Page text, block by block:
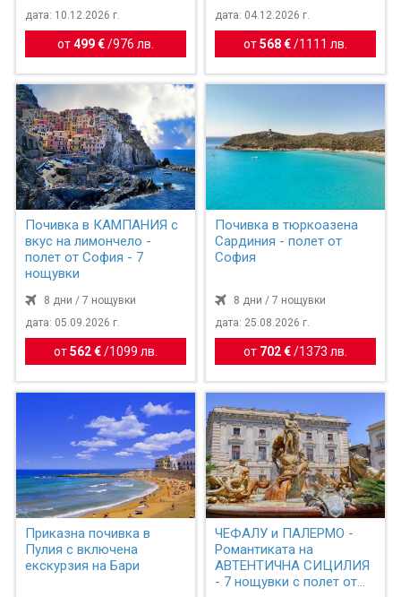
дата: 10.12.2026 г.
от499 € /976 лв.
дата: 04.12.2026 г.
от568 €/ 1111 лв.
Почивка в КАМПАНИЯ с
вкус на лимончело -
полет от София - 7
нощувки
8 дни / 7 нощувки
дата: 05.09.2026 г.
от562 € / 1099 лв.
Почивка в тюркоазена
Сардиния - полет от
София
8 дни / 7 нощувки
дата: 25.08.2026 г.
от 702 €/ 1373 лв.
Приказна почивка в
Пулия с включена
екскурзия на Бари
ЧЕФАЛУ и ПАЛЕРМО -
Романтиката на
АВТЕНТИЧНА СИЦИЛИЯ
- 7 нощувки с полет от